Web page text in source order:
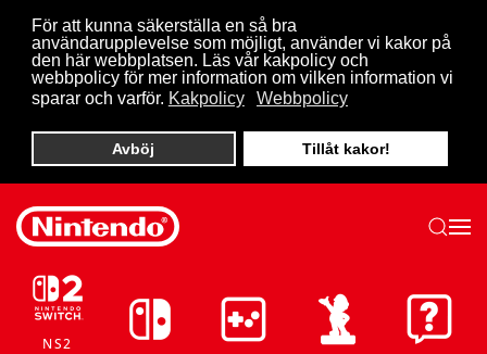
För att kunna säkerställa en så bra
användarupplevelse som möjligt, använder vi kakor på
den här webbplatsen. Läs vår kakpolicy och
webbpolicy för mer information om vilken information vi
sparar och varför. Kakpolicy Webbpolicy
Avböj Tillåt kakor!
Skip to main content
NS2